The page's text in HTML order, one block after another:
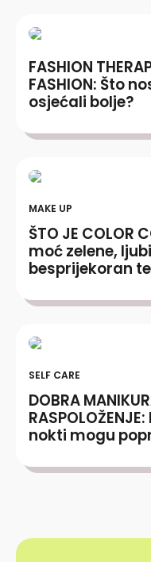
FASHION
FASHION: Što
osjećali bolje?
MAKE UP
ŠTO JE COLOR
moć zelene,
besprijekoran
SELF CARE
DOBRA
nokti mogu